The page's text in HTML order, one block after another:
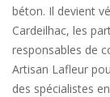
béton. Il devient
Cardeilhac, les
responsables de
Artisan Lafleur
des spécialistes